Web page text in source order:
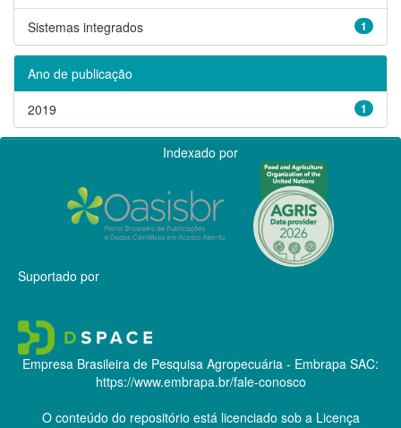
1
Sistemas integrados
Ano de publicação
1
2019
Indexado por
Suportado por
Empresa Brasileira de Pesquisa Agropecuária - Embrapa SAC:
https://www.embrapa.br/fale-conosco
O conteúdo do repositório está licenciado sob a Licença